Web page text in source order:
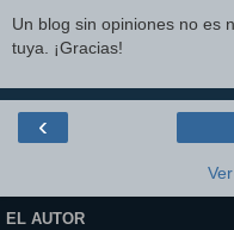
Un blog sin opiniones no es
tuya. ¡Gracias!
‹
EL AUTOR